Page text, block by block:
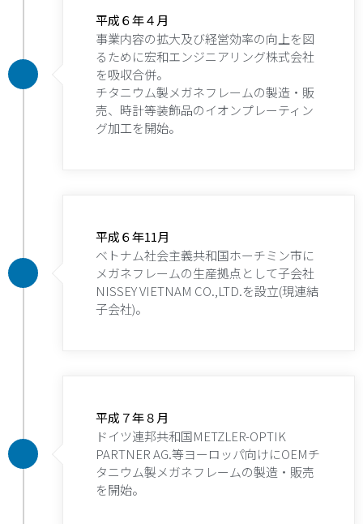
平成６年４月
事業内容の拡大及び経営効率の向上を図
るために宏和エンジニアリング株式会社
を吸収合併。
チタニウム製メガネフレームの製造・販
売、時計等装飾品のイオンプレーティン
グ加工を開始。
平成６年11月
ベトナム社会主義共和国ホーチミン市に
メガネフレームの生産拠点として子会社
NISSEY VIETNAM CO.,LTD.を設立(現連結
子会社)。
平成７年８月
ドイツ連邦共和国METZLER-OPTIK
PARTNER AG.等ヨーロッパ向けにOEMチ
タニウム製メガネフレームの製造・販売
を開始。